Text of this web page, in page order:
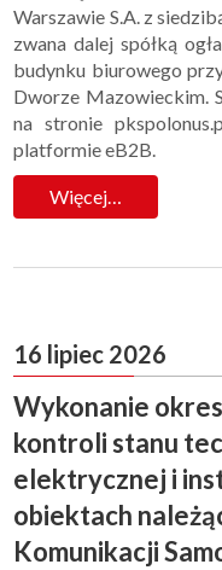
Warszawie S.A. z
zwana dalej spółką
budynku biurowego
Dworze Mazowieckim.
na stronie
platformie eB2B.
Więcej…
16 lipiec 2026
Wykonanie
kontroli stanu
elektrycznej i
obiektach
Komunikacji